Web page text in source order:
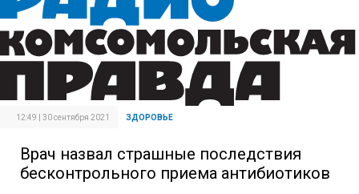
12:49 | 30 сентября 2021 ЗДОРОВЬЕ
Врач назвал страшные последствия
бесконтрольного приема антибиотиков